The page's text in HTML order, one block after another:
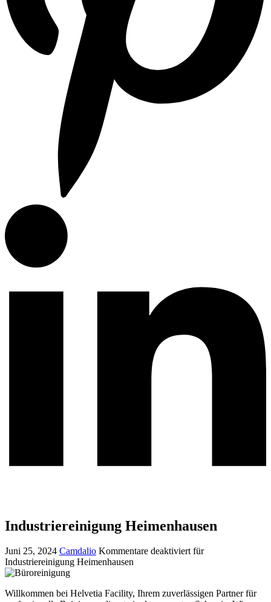
Industriereinigung Heimenhausen
Juni 25, 2024 Camdalio Kommentare deaktiviertfür
Industriereinigung Heimenhausen
Willkommen bei Helvetia Facility, Ihrem zuverlässigen Partner für